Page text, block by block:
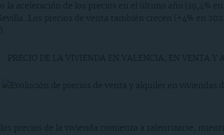
aceleración de los precios en el último año (19,4%
Los precios de venta también crecen (+4% en
PRECIO DE LA VIVIENDA EN VALENCIA, EN VENTA Y
precios de la vivienda comienza a ralentizarse,